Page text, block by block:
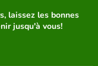
laissez les bonnes
jusqu'à vous!